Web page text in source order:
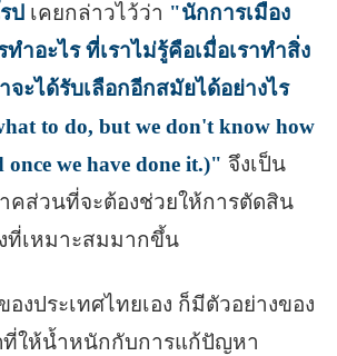
ป เคยกล่าวไว้ว่า "นักการเมือง
ำอะไร ที่เราไม่รู้คือเมื่อเราทำสิ่ง
จะได้รับเลือกอีกสมัยได้อย่างไร
to do, but we don't know how
once we have done it.)" จึงเป็น
คส่วนที่จะต้องช่วยให้การตัดสิน
ที่เหมาะสมมากขึ้น
งประเทศไทยเอง ก็มีตัวอย่างของ
ที่ให้น้ำหนักกับการแก้ปัญหา